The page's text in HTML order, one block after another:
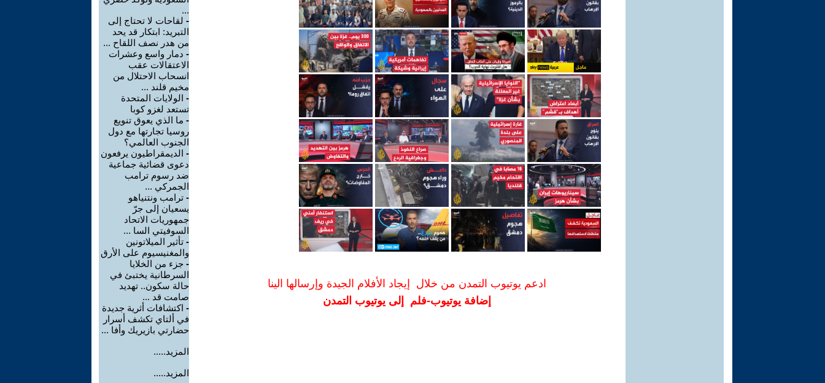
ادعم يوتيوب التمدن من خلال إيجاد الأفلام الجيدة وإرسالها الينا
إضافة يوتيوب-فلم إلى يوتيوب التمدن
...
- لقاحات لا تحتاج إلى
التبريد: ابتكار قد يحد
من هدر نصف اللقاح ...
- دمار واسع وعشرات
الاعتقالات عقب
انسحاب الاحتلال من
مخيم قلند ...
- الولايات المتحدة
تستعد لغزو كوبا
- ما الذي يعوق تنويع
روسيا تجارتها مع دول
الجنوب العالمي؟
- الديمقراطيون يرفعون
دعوى قضائية جماعية
ضد رسوم ترامب
الجمركي ...
- ترامب ونتنياهو
يسعيان إلى جرّ
جمهوريات الاتحاد
السوفيتي السا ...
- تأثير الميلاتونين
والمغنيسيوم على الأرق
- جزء من الخلايا
السرطانية يختبئ في
حالة سكون.. تهديد
صامت قد ...
- اكتشافات أثرية جديدة
في ألتاي تكشف أسرار
حضارتي بازيريك وأفا ...
المزيد.....
المزيد.....